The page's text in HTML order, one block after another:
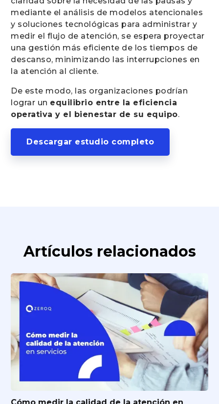
mediante el análisis de modelos atencionales
y soluciones tecnológicas para administrar y
medir el flujo de atención, se espera proyectar
una gestión más eficiente de los tiempos de
descanso, minimizando las interrupciones en
la atención al cliente.
De este modo, las organizaciones podrían
lograr un equilibrio entre la eficiencia
operativa y el bienestar de su equipo.
Descargar estudio completo
Artículos relacionados